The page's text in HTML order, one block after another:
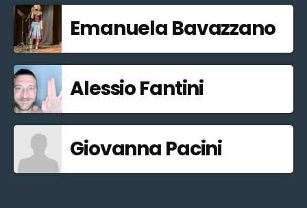
Emanuela Bavazzano
Alessio Fantini
Giovanna Pacini